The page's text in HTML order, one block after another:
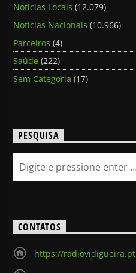
Notícias Locais (12.079)
Notícias Nacionais (10.966)
Parceiros (4)
Saúde (222)
Sem Categoria (17)
PESQUISA
CONTATOS
https://radiovidigueira.pt